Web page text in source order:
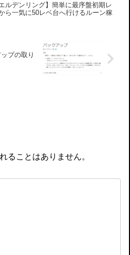
エルデンリング】簡単に最序盤初期レ
ら一気に50レベ台へ行けるルーン稼
プの取り
ることはありません。